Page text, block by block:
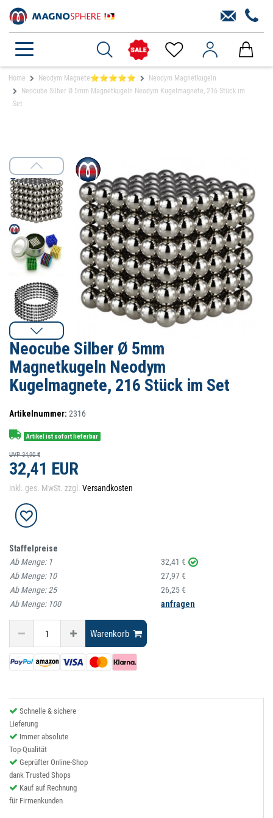
Home Neodym Magnete⭐⭐⭐⭐⭐
Neodym Magnetkugeln
Neocube Silber Ø 5mm Magnetkugeln Neodym Kugelmagnete, 216 Stück im
Set
Neocube Silber Ø 5mm
Magnetkugeln Neodym
Kugelmagnete, 216 Stück im Set
Artikelnummer: 2316
Artikel ist sofort lieferbar
UVP 34,90 €
32,41 EUR
inkl. ges. MwSt. zzgl. Versandkosten
Staffelpreise
Ab Menge: 1
32,41 €
Ab Menge: 10
27,97 €
Ab Menge:25
26,25 €
Ab Menge: 100 anfragen
Warenkorb
Schnelle & sichere
Lieferung
Immer absolute
Top-Qualität
Geprüfter Online-Shop
dank Trusted Shops
Kauf auf Rechnung
für Firmenkunden